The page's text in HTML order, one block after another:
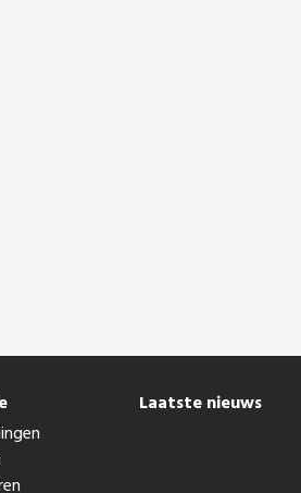
Laatste nieuws